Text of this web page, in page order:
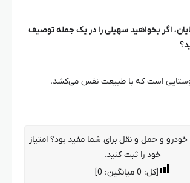
اگر بخواهید سهیلی را در یک جمله توصیف
است که با طبیعت نفس می‌کشد.
و حمل و نقل برای شما مفید بود؟ امتیاز
خود را ثبت کنید.
[کل:0میانگین:0
]